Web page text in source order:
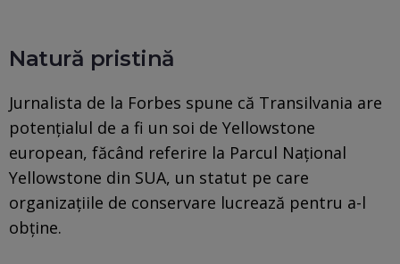
Natură pristină
Jurnalista de la Forbes spune că Transilvania are
potențialul de a fi un soi de Yellowstone
european, făcând referire la Parcul Național
Yellowstone din SUA, un statut pe care
organizațiile de conservare lucrează pentru a-l
obține.